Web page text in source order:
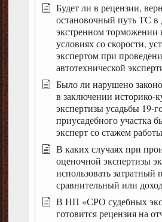
Будет ли в рецензии,
остановочный путь ТС
экстренном
условиях со скорости,
экспертом при
автотехнической
Было ли нарушено
в заключении историко-
экспертизы усадьбы 19-
приусадебного участка
эксперт со стажем
В каких случаях при
оценочной экспертизы
использовать затратный
сравнительный или
В НП «СРО судебных
готовится рецензия на